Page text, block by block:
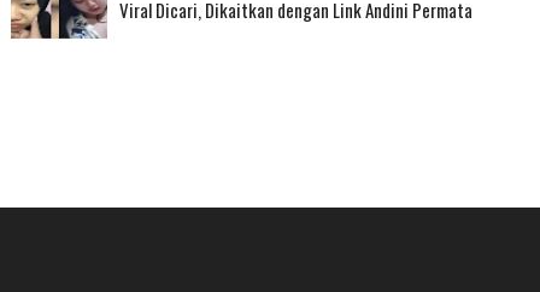
Viral Dicari, Dikaitkan dengan Link Andini Permata